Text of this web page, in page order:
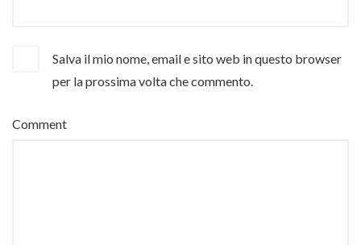
Salva il mio nome, email e sito web in questo browser
per la prossima volta che commento.
Comment